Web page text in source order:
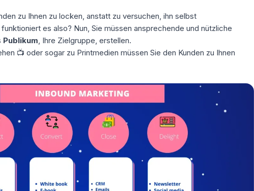
zu Ihnen zu locken, anstatt zu versuchen, ihn selbst
es also? Nun, Sie müssen ansprechende und nützliche
Publikum, Ihre Zielgruppe, erstellen.
📺 oder sogar zu Printmedien müssen Sie den Kunden zu Ihnen